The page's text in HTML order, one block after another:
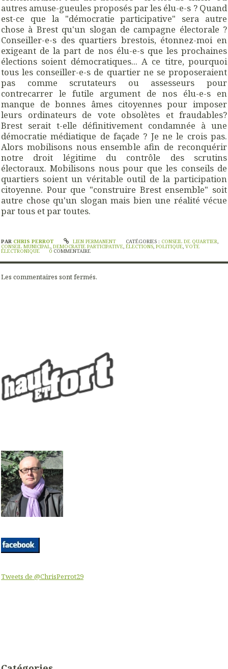
autres amuse-gueules proposés par les élu-e-s ? Quand
est-ce que la "démocratie participative" sera autre
chose à Brest qu'un slogan de campagne électorale ?
Conseiller-e-s des quartiers brestois, étonnez-moi en
exigeant de la part de nos élu-e-s que les prochaines
élections soient démocratiques... A ce titre, pourquoi
tous les conseiller-e-s de quartier ne se proposeraient
pas comme scrutateurs ou assesseurs pour
contrecarrer le futile argument de nos élu-e-s en
manque de bonnes âmes citoyennes pour imposer
leurs ordinateurs de vote obsolètes et fraudables?
Brest serait t-elle définitivement condamnée à une
démocratie médiatique de façade ? Je ne le crois pas.
Alors mobilisons nous ensemble afin de reconquérir
notre droit légitime du contrôle des scrutins
électoraux. Mobilisons nous pour que les conseils de
quartiers soient un véritable outil de la participation
citoyenne. Pour que "construire Brest ensemble" soit
autre chose qu'un slogan mais bien une réalité vécue
par tous et par toutes.
PAR CHRIS PERROT LIEN PERMANENT CATÉGORIES : CONSEIL DE QUARTIER,
CONSEIL MUNICIPAL, DEMOCRATIE PARTICIPATIVE, ÉLECTIONS, POLITIQUE, VOTE
ÉLECTRONIQUE 0 COMMENTAIRE
Les commentaires sont fermés.
Tweets de @ChrisPerrot29